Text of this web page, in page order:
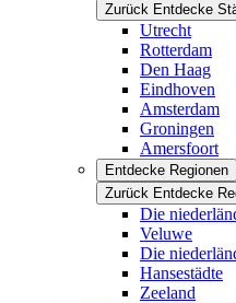
Zurück Entdecke
Utrecht
Rotterdam
Den Haag
Eindhoven
Amsterdam
Groningen
Amersfoort
Entdecke Regionen
Zurück Entdecke
Die
Veluwe
Die
Hansestädte
Zeeland